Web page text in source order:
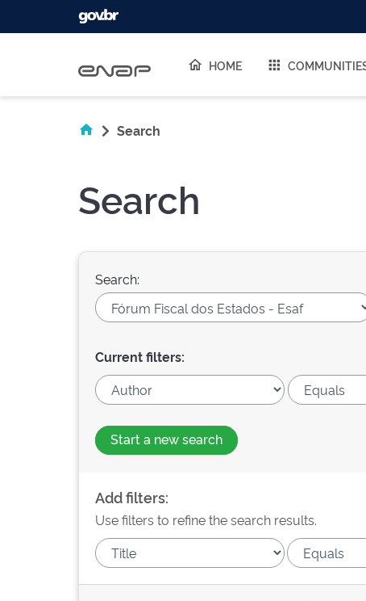
HOME
Search
Search
Search:
Current filters:
Start a new search
Add filters:
Use filters to refine the search results.